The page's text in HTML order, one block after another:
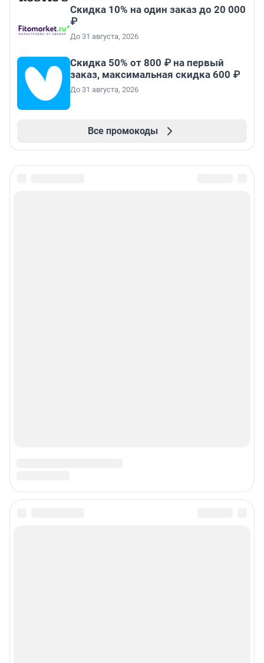
Скидка 10% на один заказ до 20 000
₽
До 31 августа, 2026
Скидка 50% от 800 ₽ на первый
заказ, максимальная скидка 600 ₽
До 31 августа, 2026
Все промокоды